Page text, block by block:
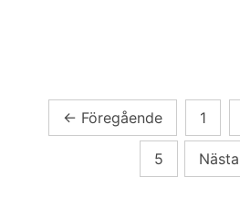
Sidnumrering
← Föregående 1
5 Nästa